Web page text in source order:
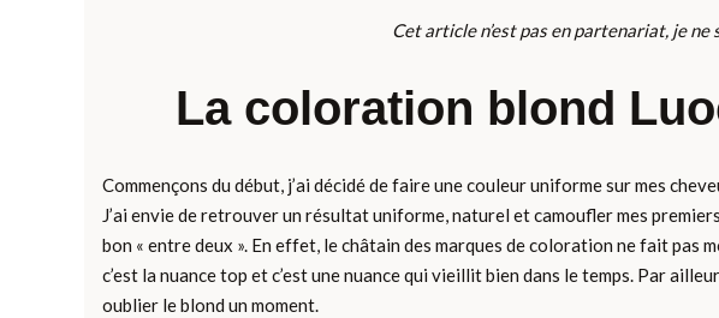
Cet article n’est pas en partenariat, je
La coloration blond
Commençons du début, j’ai décidé de faire une couleur uniforme sur mes
J’ai envie de retrouver un résultat uniforme, naturel et camoufler mes
bon « entre deux ». En effet, le châtain des marques de coloration ne fait pas
c’est la nuance top et c’est une nuance qui vieillit bien dans le temps. Par
oublier le blond un moment.